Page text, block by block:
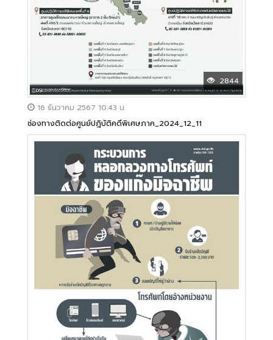
2844
16 ธันวาคม 2567 10:43 น.
ช่องทางติดต่อศูนย์ปฎิบัติคดีพิเศษภาค_2024_12_11